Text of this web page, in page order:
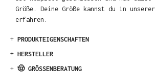
Größe. Deine Größe kannst du in
erfahren.
+ PRODUKTEIGENSCHAFTEN
+ HERSTELLER
+ 🤠 GRÖSSENBERATUNG